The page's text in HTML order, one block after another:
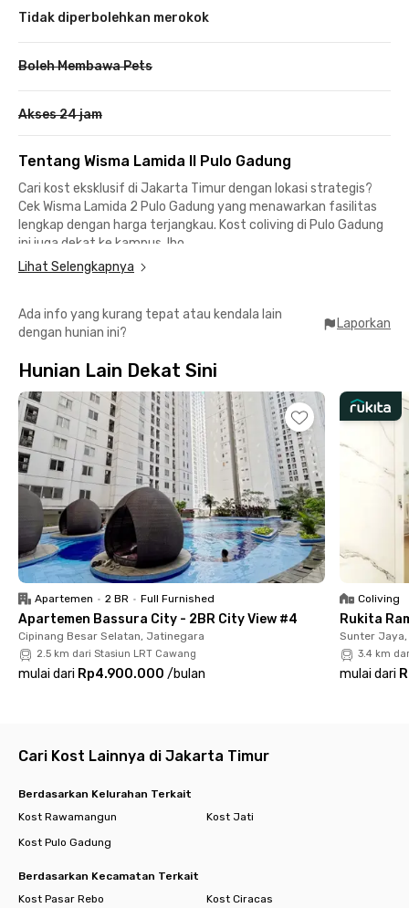
Tidak diperbolehkan merokok
Boleh Membawa Pets
Akses 24 jam
Tentang Wisma Lamida II Pulo Gadung
Cari kost eksklusif di Jakarta Timur dengan lokasi strategis?
Cek Wisma Lamida 2 Pulo Gadung yang menawarkan fasilitas
lengkap dengan harga terjangkau. Kost coliving di Pulo Gadung
ini juga dekat ke kampus, lho.
Cuma 1 menit atau 350 meter menuju STEI Rawamangun dan
Dalam 3 menit berkendara kamu dapat mencapai Universitas
Negeri Jakarta dan Universitas Bina Sarana Informatika
Kost coliving Pulo Gadung ini juga cocok bagi pekerja kantoran
karena area Rawamangun, Cempaka Putih, dan Kelapa Gading
dapat dicapai nggak lebih dari 10 menit berkendara. Akses
transportasi juga mudah, lho, ada bus TransJakarta dari Halte
Pulo Gadung dan KRL Commuter Line dari Stasiun Kramat.
Wisma Lamida 2 Pulo Gadung menawarkan kamar nyaman
dengan kamar mandi dalam dan Wi-Fi. Beberapa kamar
dilengkapi AC dan kamu pun bisa request jasa pembersihan
kamar untuk menambah kenyamanan beristirahat.
Tersedia area komunal, dapur bersama, dan parkiran bagi kamu
yang membawa kendaraan pribadi ke kost coliving di Pulo
Gadung ini. Tagihan bulanan sudah termasuk listrik yang akan
menghemat pengeluaranmu. Yuk, pindah ke Rukita!
Cari kost lain di Jakarta Timur.
Lihat Selengkapnya
Ada info yang kurang tepat atau kendala lain
dengan hunian ini?
Laporkan
Hunian Lain Dekat Sini
Apartemen • 2 BR • Full Furnished
Apartemen Bassura City - 2BR City View #4
Cipinang Besar Selatan, Jatinegara
2.5 km dari Stasiun LRT Cawang
mulai dari Rp4.900.000 /bulan
Coliving
Rukita
Sunter Jaya,
3.4 km
mulai dari
Cari Kost Lainnya di Jakarta Timur
Berdasarkan Kelurahan Terkait
Kost Rawamangun
Kost Jati
Kost Pulo Gadung
Berdasarkan Kecamatan Terkait
Kost Pasar Rebo
Kost Ciracas